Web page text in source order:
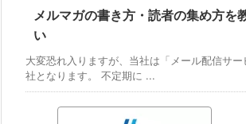
メルマガの書き方・読者の集め方を
い
大変恐れ入りますが、当社は「メール配信サー
社となります。 不定期に ...